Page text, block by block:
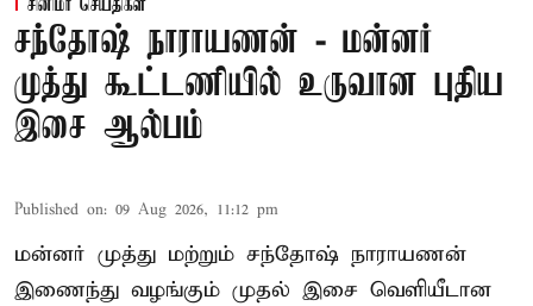
சினிமா செய்திகள்
சந்தோஷ் நாராயணன் - மன்னர்
முத்து கூட்டணியில் உருவான புதிய
இசை ஆல்பம்
Published on: 09 Aug 2026, 11:12 pm
மன்னர் முத்து மற்றும் சந்தோஷ் நாராயணன்
இணைந்து வழங்கும் முதல் இசை வெளியீடான